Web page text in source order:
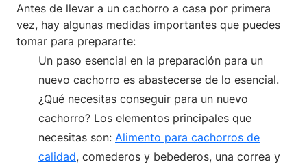
Antes de llevar a un cachorro a casa por primera
vez, hay algunas medidas importantes que puedes
tomar para prepararte:
Un paso esencial en la preparación para un
nuevo cachorro es abastecerse de lo esencial.
¿Qué necesitas conseguir para un nuevo
cachorro? Los elementos principales que
necesitas son: Alimento para cachorros de
calidad, comederos y bebederos, una correa y